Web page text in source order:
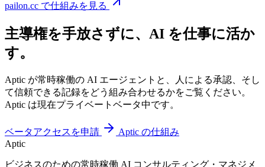
pailon.cc で仕組みを見る
主導権を手放さずに、AI を仕事に活か
す。
Aptic が常時稼働の AI エージェントと、人による承認、そし
て信頼できる記録をどう組み合わせるかをご覧ください。
Aptic は現在プライベートベータ中です。
ベータアクセスを申請
Aptic の仕組み
Aptic
ビジネスのための常時稼働 AI コンサルティング・マネジメ